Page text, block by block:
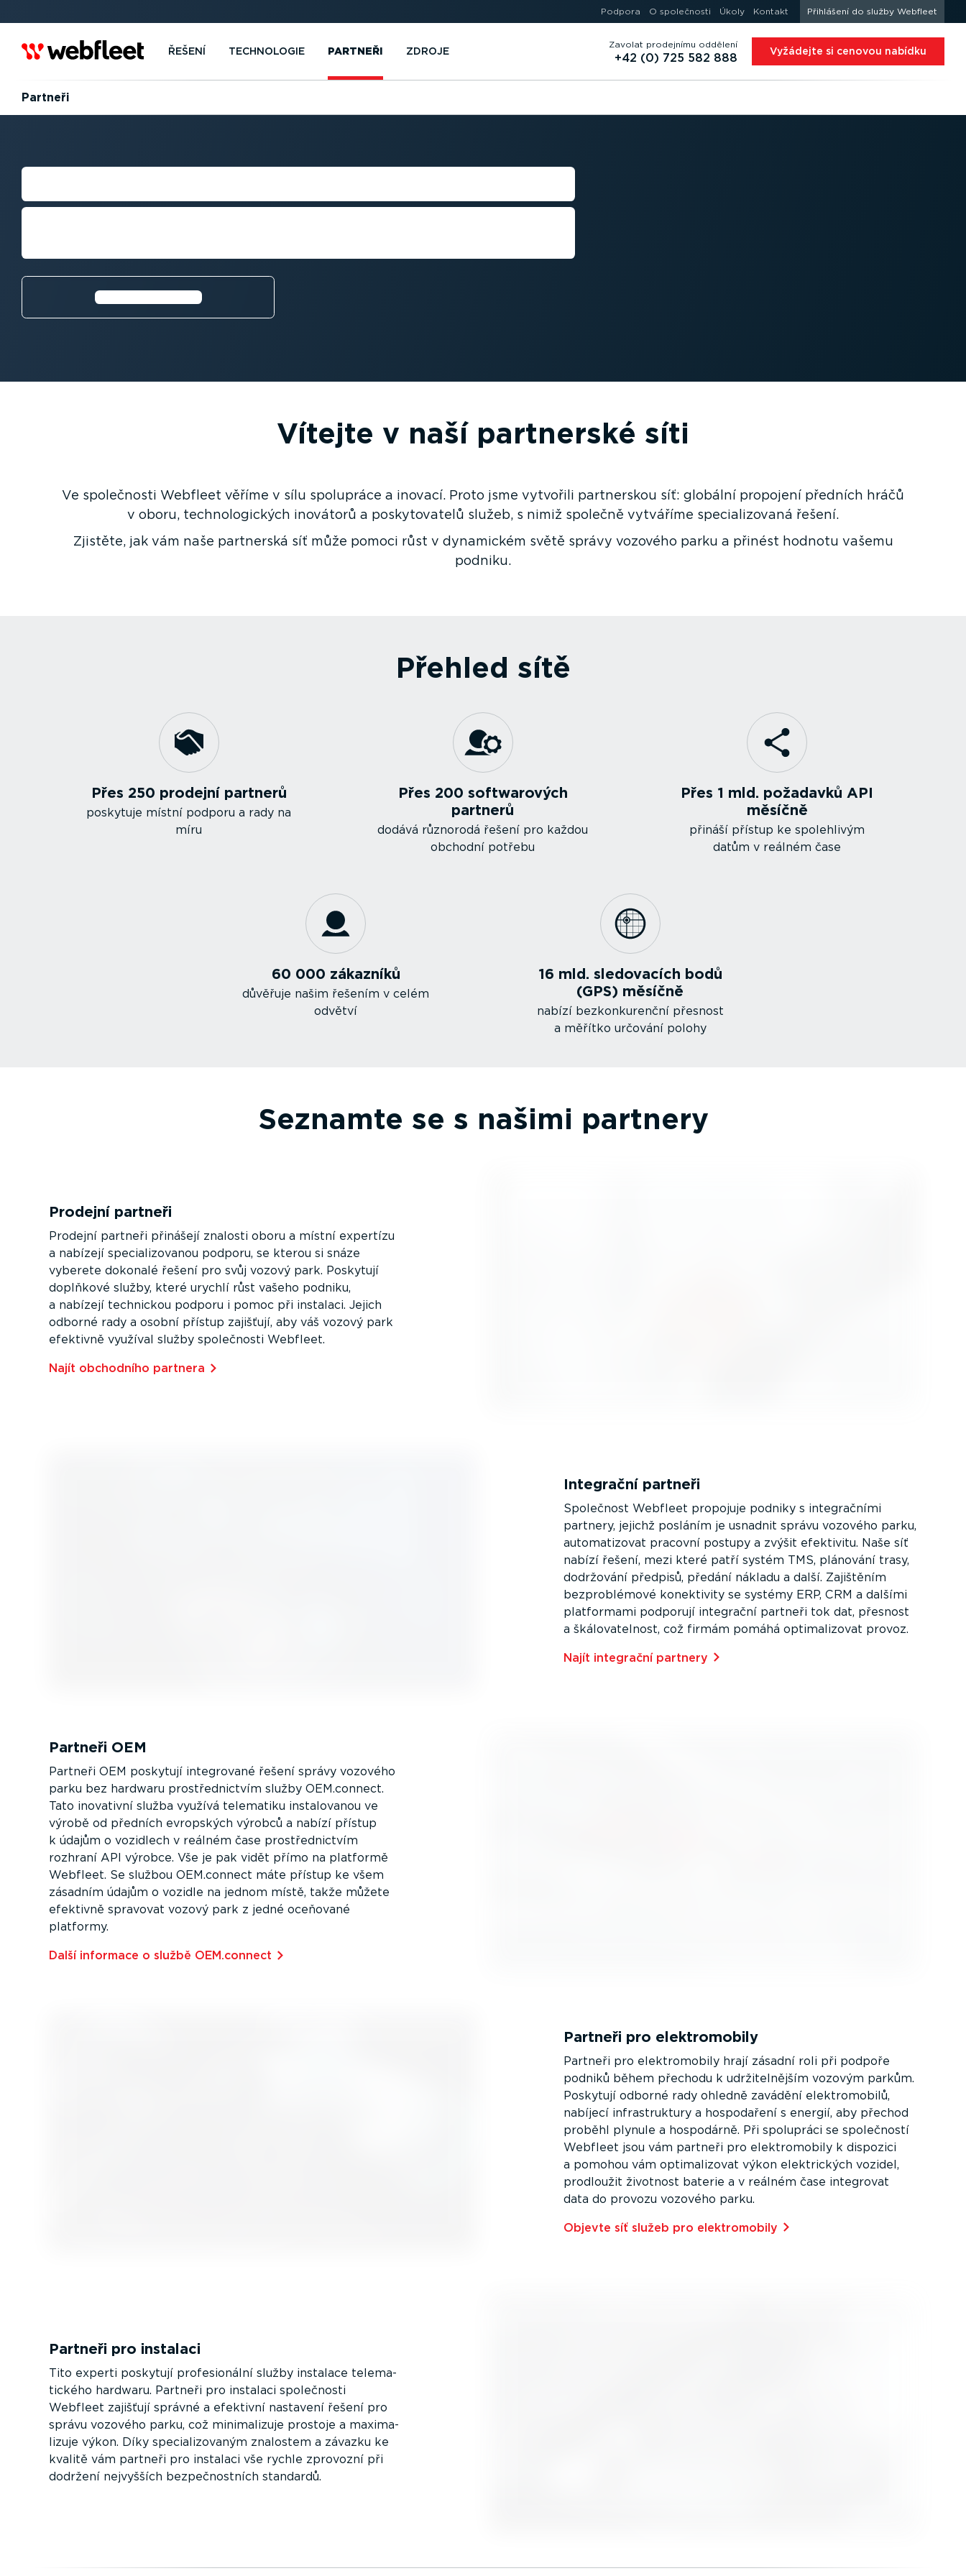
Podpora O společnosti Úkoly Kontakt Přihlášení do služby Webfleet
ŘEŠENÍ TECHNOLOGIE PARTNEŘI ZDROJE
Zavolat prodejnímu oddělení
+42 (0) 725 582 888 Vyžádejte si cenovou nabídku
Partneři
PARTNERSKÁ SÍŤ
Další informace⁠
Vítejte v naší partnerské síti
Ve společnosti Webfleet věříme v sílu spolupráce a inovací. Proto jsme vytvořili partnerskou síť: globální propojení předních hráčů
v oboru, techno­lo­gických inovátorů a posky­to­vatelů služeb, s nimiž společně vytváříme speci­a­li­zovaná řešení.
Zjistěte, jak vám naše partnerská síť může pomoci růst v dynamickém světě správy vozového parku a přinést hodnotu vašemu
podniku.
Přehled sítě
Přes 250 prodejní partnerů
poskytuje místní podporu a rady na
míru
Přes 200 softwa­rových
partnerů
dodává různorodá řešení pro každou
obchodní potřebu
Přes 1 mld. požadavků API
měsíčně
přináší přístup ke spolehlivým
datům v reálném čase
60 000 zákazníků
důvěřuje našim řešením v celém
odvětví
16 mld. sledovacích bodů
(GPS) měsíčně
nabízí bezkon­ku­renční přesnost
a měřítko určování polohy
Seznamte se s našimi partnery
Prodejní partneři
Prodejní partneři přinášejí znalosti oboru a místní expertízu
a nabízejí speci­a­li­zo­vanou podporu, se kterou si snáze
vyberete dokonalé řešení pro svůj vozový park. Poskytují
doplňkové služby, které urychlí růst vašeho podniku,
a nabízejí technickou podporu i pomoc při instalaci. Jejich
odborné rady a osobní přístup zajišťují, aby váš vozový park
efektivně využíval služby společnosti Webfleet.
Najít obchodního partnera⁠
Integrační partneři
Společnost Webfleet propojuje podniky s integračními
partnery, jejichž posláním je usnadnit správu vozového parku,
automa­ti­zovat pracovní postupy a zvýšit efektivitu. Naše síť
nabízí řešení, mezi které patří systém TMS, plánování trasy,
dodržování předpisů, předání nákladu a další. Zajištěním
bezpro­blémové konektivity se systémy ERP, CRM a dalšími
platformami podporují integrační partneři tok dat, přesnost
a škálo­va­telnost, což firmám pomáhá optima­li­zovat provoz.
Najít integrační partnery⁠
Partneři OEM
Partneři OEM poskytují integrované řešení správy vozového
parku bez hardwaru prostřed­nictvím služby OEM.connect.
Tato inovativní služba využívá telematiku insta­lo­vanou ve
výrobě od předních evropských výrobců a nabízí přístup
k údajům o vozidlech v reálném čase prostřed­nictvím
rozhraní API výrobce. Vše je pak vidět přímo na platformě
Webfleet. Se službou OEM.connect máte přístup ke všem
zásadním údajům o vozidle na jednom místě, takže můžete
efektivně spravovat vozový park z jedné oceňované
platformy.
Další informace o službě OEM.connect⁠
Partneři pro elektro­mobily
Partneři pro elektro­mobily hrají zásadní roli při podpoře
podniků během přechodu k udrži­tel­nějším vozovým parkům.
Poskytují odborné rady ohledně zavádění elektro­mobilů,
nabíjecí infrastruktury a hospodaření s energií, aby přechod
proběhl plynule a hospodárně. Při spolupráci se společností
Webfleet jsou vám partneři pro elektro­mobily k dispozici
a pomohou vám optima­li­zovat výkon elektrických vozidel,
prodloužit životnost baterie a v reálném čase integrovat
data do provozu vozového parku.
Objevte síť služeb pro elektro­mobily⁠
Partneři pro instalaci
Tito experti poskytují profe­si­o­nální služby instalace telema­
tického hardwaru. Partneři pro instalaci společnosti
Webfleet zajišťují správné a efektivní nastavení řešení pro
správu vozového parku, což minima­lizuje prostoje a maxima­
lizuje výkon. Díky speci­a­li­zo­vaným znalostem a závazku ke
kvalitě vám partneři pro instalaci vše rychle zprovozní při
dodržení nejvyšších bezpeč­nostních standardů.